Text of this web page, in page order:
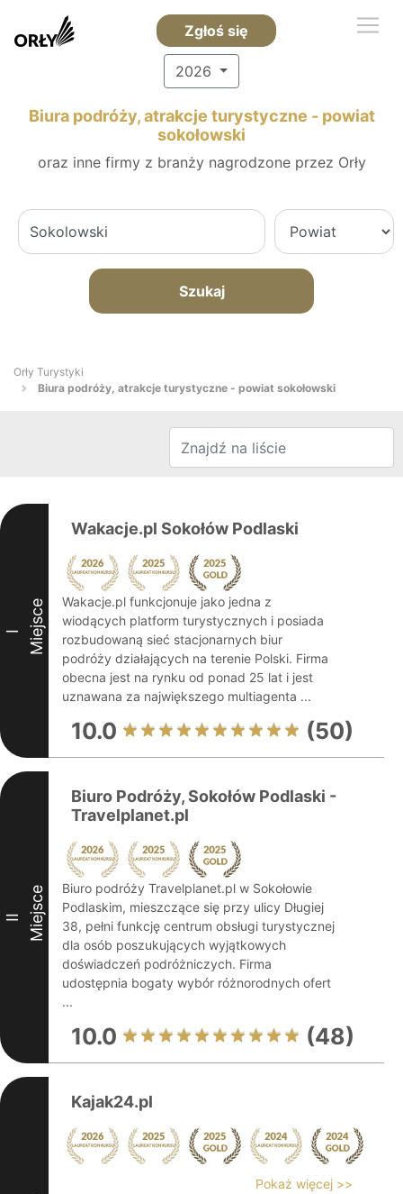
Zgłoś się
2026
Biura podróży, atrakcje turystyczne - powiat
sokołowski
oraz inne firmy z branży nagrodzone przez Orły
Szukaj
Orły Turystyki
Biura podróży, atrakcje turystyczne - powiat sokołowski
I Miejsce
Wakacje.pl Sokołów Podlaski
Wakacje.pl funkcjonuje jako jedna z
wiodących platform turystycznych i posiada
rozbudowaną sieć stacjonarnych biur
podróży działających na terenie Polski. Firma
obecna jest na rynku od ponad 25 lat i jest
uznawana za największego multiagenta ...
10.0 (50)
II Miejsce
Biuro Podróży, Sokołów Podlaski -
Travelplanet.pl
Biuro podróży Travelplanet.pl w Sokołowie
Podlaskim, mieszczące się przy ulicy Długiej
38, pełni funkcję centrum obsługi turystycznej
dla osób poszukujących wyjątkowych
doświadczeń podróżniczych. Firma
udostępnia bogaty wybór różnorodnych ofert
...
10.0 (48)
Kajak24.pl
Pokaż więcej >>